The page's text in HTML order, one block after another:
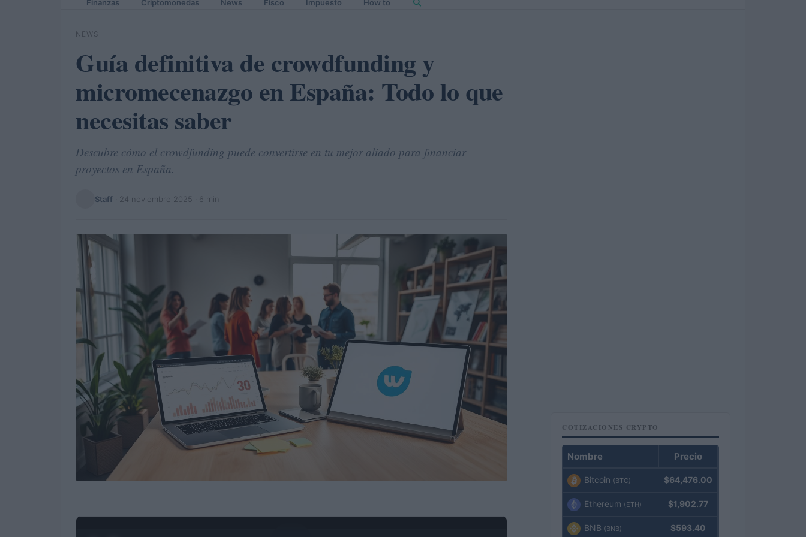
Finanzas Criptomonedas News Fisco Impuesto How to
NEWS
Guía definitiva de crowdfunding y
micromecenazgo en España: Todo lo que
necesitas saber
Descubre cómo el crowdfunding puede convertirse en tu mejor aliado para financiar
proyectos en España.
Staff 24 noviembre 2025 · 6 min
COTIZACIONES CRYPTO
Nombre Precio
Bitcoin (BTC) $64,476.00
Ethereum (ETH) $1,902.77
BNB (BNB) $593.40